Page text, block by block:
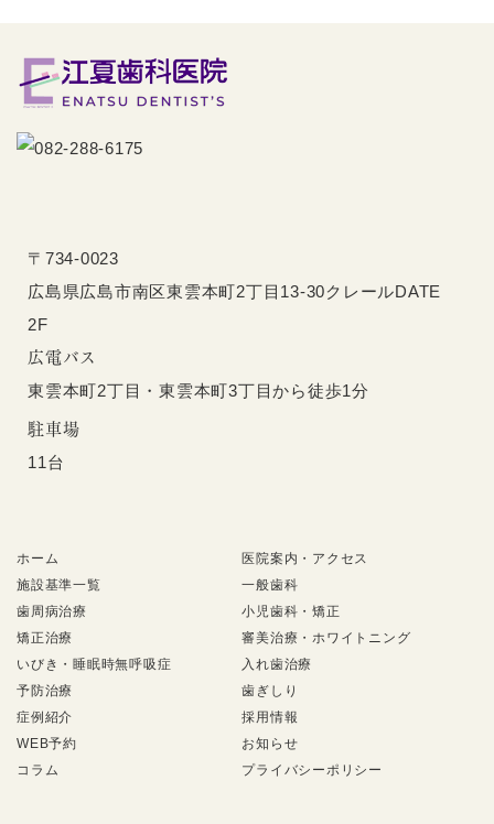
〒734-0023
広島県広島市南区東雲本町2丁目13-30クレールDATE
2F
広電バス
東雲本町2丁目・東雲本町3丁目から徒歩1分
駐車場
11台
ホーム
医院案内・アクセス
施設基準一覧
一般歯科
歯周病治療
小児歯科・矯正
矯正治療
審美治療・ホワイトニング
いびき・睡眠時無呼吸症
入れ歯治療
予防治療
歯ぎしり
症例紹介
採用情報
WEB予約
お知らせ
コラム
プライバシーポリシー